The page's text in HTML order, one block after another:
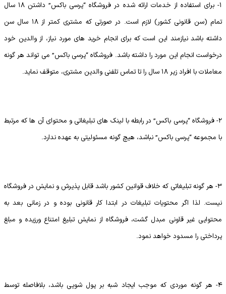
1- برای استفاده از خدمات ارائه شده در فروشگاه “پرسی باکس” داشتن 18 سال
تمام (سن قانونی کشور) لازم است. در صورتی که مشتری کمتر از 18 سال سن
داشته باشد نیازمند این است که برای انجام خرید های مورد نیاز، از والدین خود
درخواست انجام این مورد را داشته باشد. فروشگاه “پرسی باکس” می تواند هر گونه
معاملات با افراد زیر 18 سال را تا تماس تلفنی والدین مشتری، متوقف نماید.
2- فروشگاه “پرسی باکس” در رابطه با لینک های تبلیغاتی و محتوای آن ها که مرتبط
با مجموعه “پرسی باکس” نباشد، هیچ گونه مسئولیتی به عهده ندارد.
3- هر گونه تبلیغاتی که خلاف قوانین کشور باشد قابل پذیرش و نمایش در فروشگاه
نیست. لذا اگر محتویات تبلیغات در ابتدا کار قانونی بوده و در زمانی بعد به
محتوایی غیر قاونی مبدل گشت، فروشگاه از نمایش تبلیغ امتناع ورزیده و مبلغ
پرداختی را مسدود خواهد نمود.
4- هر گونه موردی که موجب ایجاد شبه بر پول شویی باشد، بلافاصله توسط